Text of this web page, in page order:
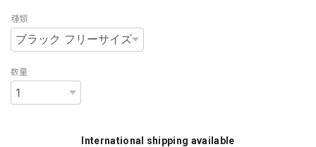
種類
数量
International shipping available